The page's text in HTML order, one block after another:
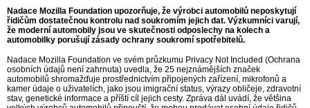
Nadace Mozilla Foundation upozorňuje, že výrobci automobilů neposkytují
řidičům dostatečnou kontrolu nad soukromím jejich dat. Výzkumníci varují,
že moderní automobily jsou ve skutečnosti odposlechy na kolech a
automobilky porušují zásady ochrany soukromí spotřebitelů.
Nadace Mozilla Foundation ve svém průzkumu Privacy Not Included (Ochrana
osobních údajů není zahrnuta) uvedla, že 25 nejznámějších značek
automobilů shromažďuje prostřednictvím připojených zařízení, mikrofonů a
kamer údaje o uživatelích, jako jsou imigrační status, výrazy obličeje, zdravotní
stav, genetické informace a příští cíl jejich cesty. Zpráva dál uvádí, že většina